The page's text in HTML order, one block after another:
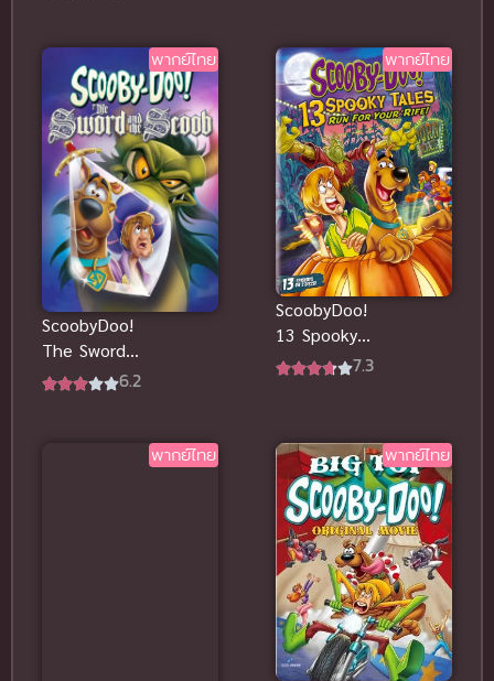
Courage ซับ
ไทยฟรี
ไทยดูฟรีจ้า
พากย์ไทย
ScoobyDoo!
The Sword
and the
6.2
พากย์ไทย
ScoobyDoo!
13 Spooky
Tales: Run7.3
พากย์ไทย พากย์ไทย